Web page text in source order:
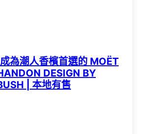
為潮人香檳首選的 MOËT
DESIGN BY
| 本地有售